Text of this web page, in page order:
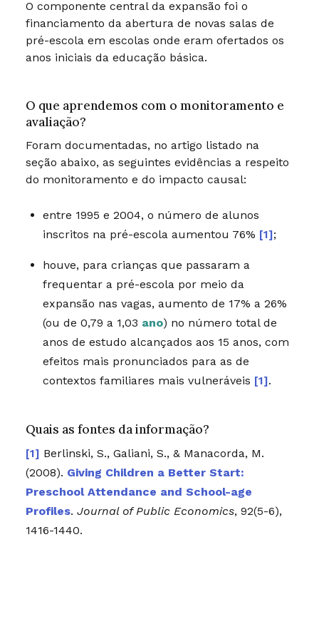
O componente central da expansão foi o
financiamento da abertura de novas salas de
pré-escola em escolas onde eram ofertados os
anos iniciais da educação básica.
O que aprendemos com o monitoramento e
avaliação?
Foram documentadas, no artigo listado na
seção abaixo, as seguintes evidências a respeito
do monitoramento e do impacto causal:
entre 1995 e 2004, o número de alunos
inscritos na pré-escola aumentou 76% [1];
houve, para crianças que passaram a
frequentar a pré-escola por meio da
expansão nas vagas, aumento de 17% a 26%
(ou de 0,79 a 1,03 ano) no número total de
anos de estudo alcançados aos 15 anos, com
efeitos mais pronunciados para as de
contextos familiares mais vulneráveis [1].
Quais as fontes da informação?
Berlinski, S., Galiani, S., & Manacorda, M.
(2008). Giving Children a Better Start:
Preschool Attendance and School-age
Profiles. Journal of Public Economics, 92(5-6),
1416-1440.